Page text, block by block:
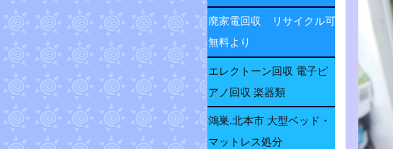
廃家電回収 リサイクル可
無料より
エレクトーン回収 電子ピ
アノ回収 楽器類
鴻巣.北本市 大型ベッド・
マットレス処分